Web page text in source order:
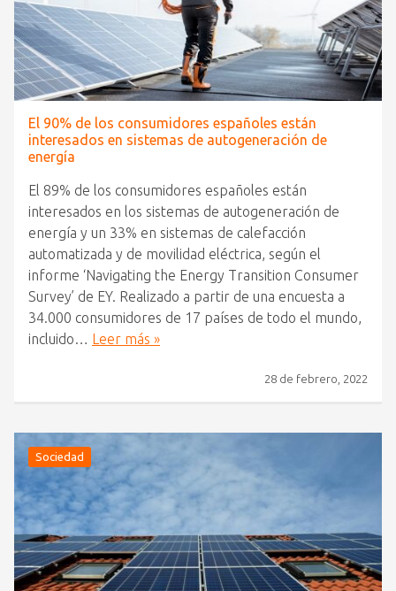
El 90% de los consumidores españoles están
interesados en sistemas de autogeneración de
energía
El 89% de los consumidores españoles están
interesados en los sistemas de autogeneración de
energía y un 33% en sistemas de calefacción
automatizada y de movilidad eléctrica, según el
informe ‘Navigating the Energy Transition Consumer
Survey’ de EY. Realizado a partir de una encuesta a
34.000 consumidores de 17 países de todo el mundo,
incluido… Leer más »
28 de febrero, 2022
Sociedad